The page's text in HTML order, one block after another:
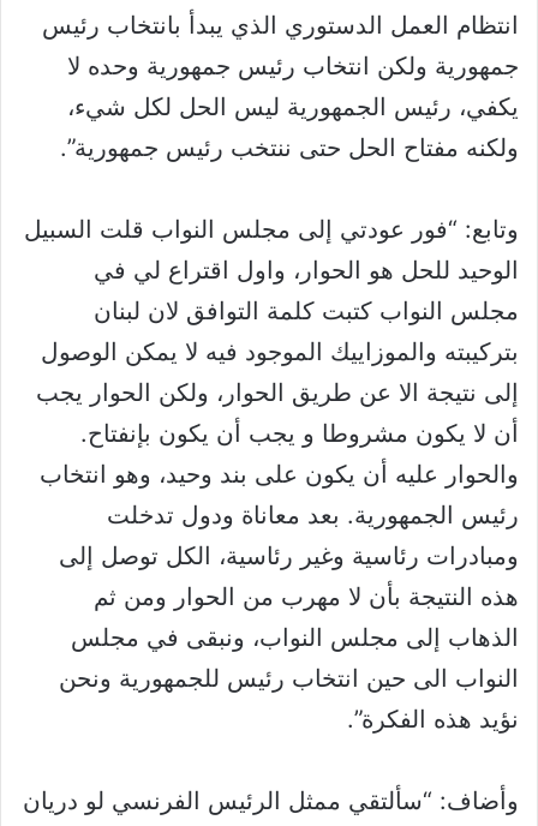
انتظام العمل الدستوري الذي يبدأ بانتخاب رئيس
جمهورية ولكن انتخاب رئيس جمهورية وحده لا
يكفي، رئيس الجمهورية ليس الحل لكل شيء،
ولكنه مفتاح الحل حتى ننتخب رئيس جمهورية”.
وتابع: “فور عودتي إلى مجلس النواب قلت السبيل
الوحيد للحل هو الحوار، واول اقتراع لي في
مجلس النواب كتبت كلمة التوافق لان لبنان
بتركيبته والموزاييك الموجود فيه لا يمكن الوصول
إلى نتيجة الا عن طريق الحوار، ولكن الحوار يجب
أن لا يكون مشروطا و يجب أن يكون بإنفتاح.
والحوار عليه أن يكون على بند وحيد، وهو انتخاب
رئيس الجمهورية. بعد معاناة ودول تدخلت
ومبادرات رئاسية وغير رئاسية، الكل توصل إلى
هذه النتيجة بأن لا مهرب من الحوار ومن ثم
الذهاب إلى مجلس النواب، ونبقى في مجلس
النواب الى حين انتخاب رئيس للجمهورية ونحن
نؤيد هذه الفكرة”.
وأضاف: “سألتقي ممثل الرئيس الفرنسي لو دريان